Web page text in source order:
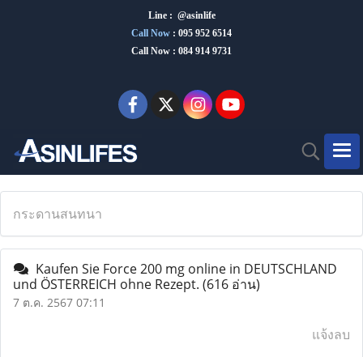
Line : @asinlife
Call Now : 095 952 6514
Call Now : 084 914 9731
กระดานสนทนา
Kaufen Sie Force 200 mg online in DEUTSCHLAND
und ÖSTERREICH ohne Rezept. (616 อ่าน)
7 ต.ค. 2567 07:11
แจ้งลบ